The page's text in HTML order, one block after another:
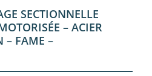
SECTIONNELLE
– ACIER
– FAME –